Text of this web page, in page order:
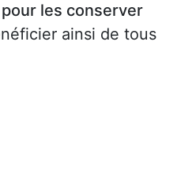
pour les conserver
ainsi de tous